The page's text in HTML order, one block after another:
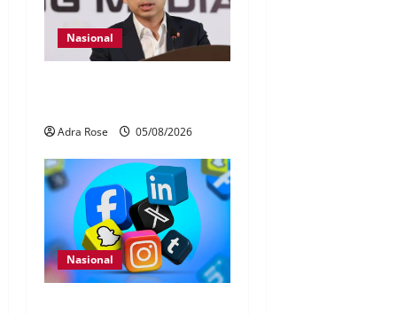
Nasional
Adra Rose 05/08/2026
Nasional